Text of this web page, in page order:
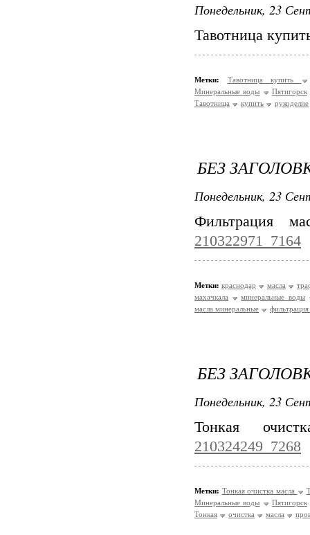
Понедельник, 23
Тавотница
Метки:
Тавотница купить
Минеральные воды
Пятигорск
Тавотница
купить рукоделие
БЕЗ
Понедельник, 23
Фильтрация
210322971_7164
Метки: краснодар масла
махачкала
минеральные воды
масла минеральные
БЕЗ
Понедельник, 23
Тонкая
210324249_7268
Метки: Тонкая очистка масла
Минеральные воды
Пятигорск
Тонкая
очистка масла